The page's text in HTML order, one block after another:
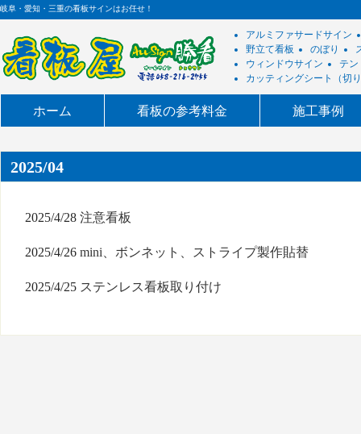
岐阜・愛知・三重の看板サインはお任せ！
アルミファサードサイン
野立て看板
のぼり
ウィンドウサイン
テン
カッティングシート（切
ホーム 看板の参考料金 施工事例
2025/04
2025/4/28 注意看板
2025/4/26 mini、ボンネット、ストライプ製作貼替
2025/4/25 ステンレス看板取り付け